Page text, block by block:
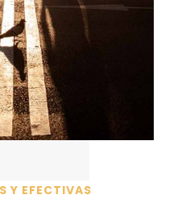
Y EFECTIVAS